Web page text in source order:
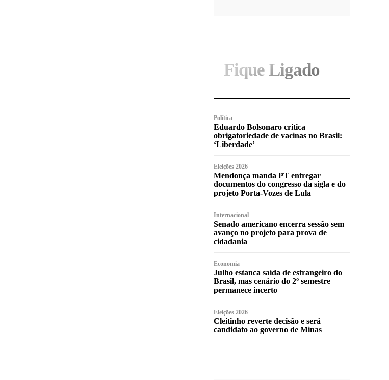
Fique Ligado
Política
Eduardo Bolsonaro critica
obrigatoriedade de vacinas no Brasil:
‘Liberdade’
Eleições 2026
Mendonça manda PT entregar
documentos do congresso da sigla e do
projeto Porta-Vozes de Lula
Internacional
Senado americano encerra sessão sem
avanço no projeto para prova de
cidadania
Economia
Julho estanca saída de estrangeiro do
Brasil, mas cenário do 2º semestre
permanece incerto
Eleições 2026
Cleitinho reverte decisão e será
candidato ao governo de Minas